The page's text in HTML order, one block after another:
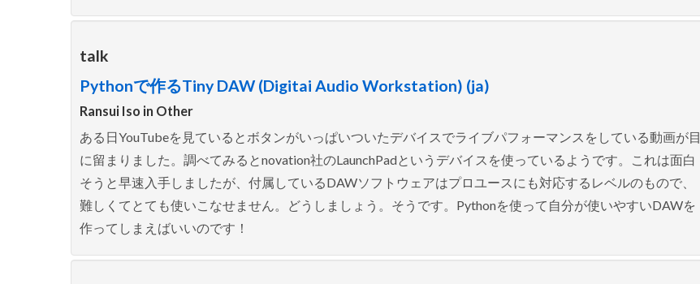
talk
Pythonで作るTiny DAW (Digitai Audio Workstation) (ja)
Ransui Iso in Other
ある日YouTubeを見ているとボタンがいっぱいついたデバイスでライブパフォーマンスをしている動画が目
に留まりました。調べてみるとnovation社のLaunchPadというデバイスを使っているようです。これは面白
そうと早速入手しましたが、付属しているDAWソフトウェアはプロユースにも対応するレベルのもので、
難しくてとても使いこなせません。どうしましょう。そうです。Pythonを使って自分が使いやすいDAWを
作ってしまえばいいのです！